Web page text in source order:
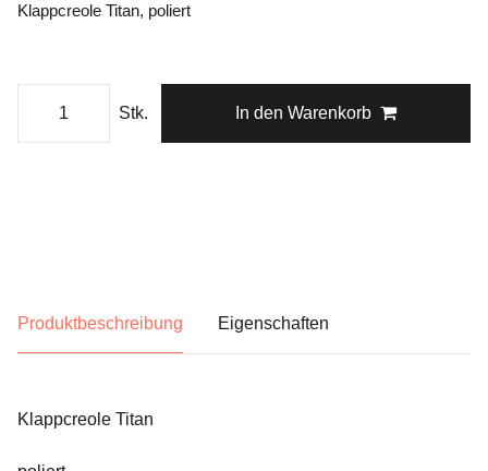
Klappcreole Titan, poliert
Stk. In den Warenkorb
Produktbeschreibung Eigenschaften
Klappcreole Titan